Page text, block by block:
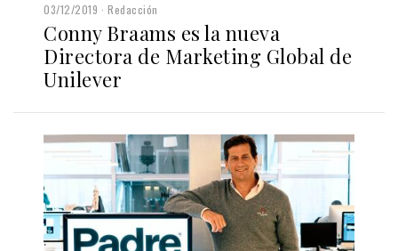
03/12/2019 Redacción
Conny Braams es la nueva
Directora de Marketing Global de
Unilever